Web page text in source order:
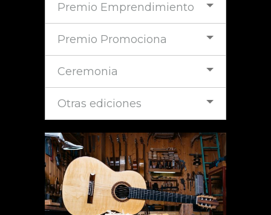
Premio Emprendimiento
Premio Promociona
Ceremonia
Otras ediciones